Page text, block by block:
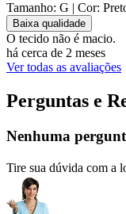
Tamanho: G | Cor:
Baixa qualidade
O tecido não é macio.
há cerca de 2 meses
Ver todas as avaliações
Perguntas e
Nenhuma
Tire sua dúvida com a